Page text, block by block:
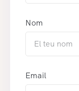
Nom
Email